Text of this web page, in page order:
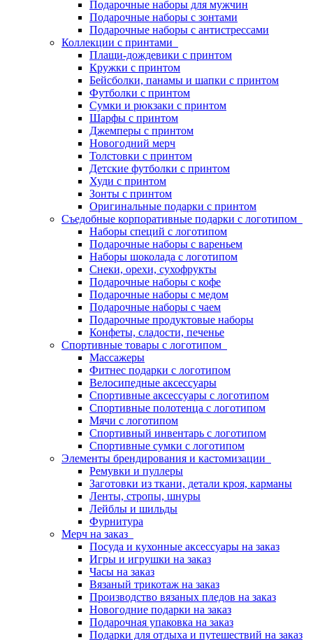
Подарочные наборы для мужчин
Подарочные наборы с зонтами
Подарочные наборы с антистрессами
Коллекции с принтами
Плащи-дождевики с принтом
Кружки с принтом
Бейсболки, панамы и шапки с принтом
Футболки с принтом
Сумки и рюкзаки с принтом
Шарфы с принтом
Джемперы с принтом
Новогодний мерч
Толстовки с принтом
Детские футболки с принтом
Худи с принтом
Зонты с принтом
Оригинальные подарки с принтом
Съедобные корпоративные подарки с логотипом
Наборы специй с логотипом
Подарочные наборы с вареньем
Наборы шоколада с логотипом
Снеки, орехи, сухофрукты
Подарочные наборы с кофе
Подарочные наборы с медом
Подарочные наборы с чаем
Подарочные продуктовые наборы
Конфеты, сладости, печенье
Спортивные товары с логотипом
Массажеры
Фитнес подарки с логотипом
Велосипедные аксессуары
Спортивные аксессуары с логотипом
Спортивные полотенца с логотипом
Мячи с логотипом
Спортивный инвентарь с логотипом
Спортивные сумки с логотипом
Элементы брендирования и кастомизации
Ремувки и пуллеры
Заготовки из ткани, детали кроя, карманы
Ленты, стропы, шнуры
Лейблы и шильды
Фурнитура
Мерч на заказ
Посуда и кухонные аксессуары на заказ
Игры и игрушки на заказ
Часы на заказ
Вязаный трикотаж на заказ
Производство вязаных пледов на заказ
Новогодние подарки на заказ
Подарочная упаковка на заказ
Подарки для отдыха и путешествий на заказ